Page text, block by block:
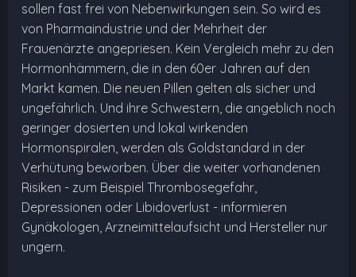
sollen fast frei von Nebenwirkungen sein. So wird es
von Pharmaindustrie und der Mehrheit der
Frauenärzte angepriesen. Kein Vergleich mehr zu den
Hormonhämmern, die in den 60er Jahren auf den
Markt kamen. Die neuen Pillen gelten als sicher und
ungefährlich. Und ihre Schwestern, die angeblich noch
geringer dosierten und lokal wirkenden
Hormonspiralen, werden als Goldstandard in der
Verhütung beworben. Über die weiter vorhandenen
Risiken - zum Beispiel Thrombosegefahr,
Depressionen oder Libidoverlust - informieren
Gynäkologen, Arzneimittelaufsicht und Hersteller nur
ungern.